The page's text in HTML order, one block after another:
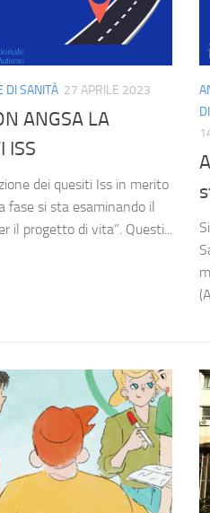
DI SANITÀ 27 APRILE 2023
ANGSA LA
ISS
dei quesiti Iss in merito
fase si sta esaminando il
il progetto di vita”. Questi...